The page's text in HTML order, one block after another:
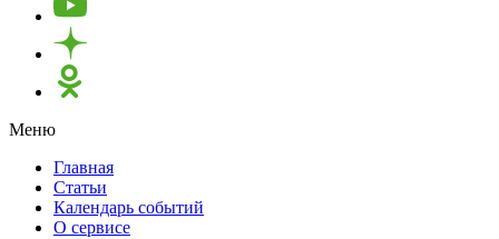
Меню
Главная
Статьи
Календарь событий
О сервисе